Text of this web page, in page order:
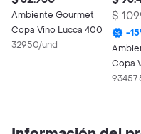
Ambiente Gourmet
Copa Vino Lucca 400
32950/und
$
-15
Copa